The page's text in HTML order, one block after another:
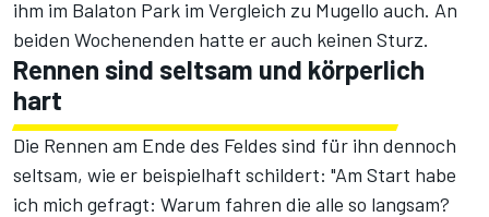
ihm im Balaton Park im Vergleich zu Mugello auch. An
beiden Wochenenden hatte er auch keinen Sturz.
Rennen sind seltsam und körperlich
hart
Die Rennen am Ende des Feldes sind für ihn dennoch
seltsam, wie er beispielhaft schildert: "Am Start habe
ich mich gefragt: Warum fahren die alle so langsam?